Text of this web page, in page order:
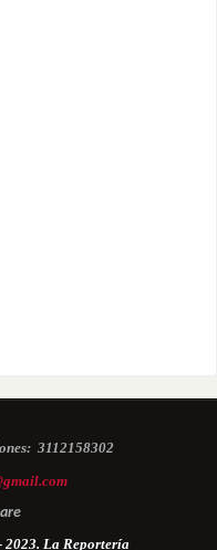
3112158302
2023. La Reportería